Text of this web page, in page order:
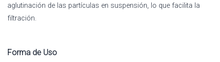
aglutinación de las partículas en suspensión, lo que facilita la
filtración.
Forma de Uso